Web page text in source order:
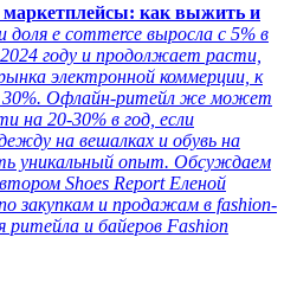
как выжить и
доля e commerce выросла с 5% в
году и продолжает расти,
электронной коммерции, к
30%. Офлайн-ритейл же может
на 20-30% в год, если
на вешалках и обувь на
уникальный опыт. Обсуждаем
Shoes Report Еленой
закупкам и продажам в fashion-
ритейла и байеров Fashion